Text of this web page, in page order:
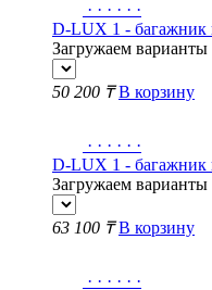
· · · · · ·
D-LUX 1 - багажник
Загружаем варианты
50 200 ₸ В корзину
· · · · · ·
D-LUX 1 - багажник
Загружаем варианты
63 100 ₸ В корзину
· · · · · ·